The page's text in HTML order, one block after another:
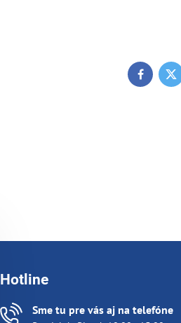
Hotline
Sme tu pre vás aj na telefóne